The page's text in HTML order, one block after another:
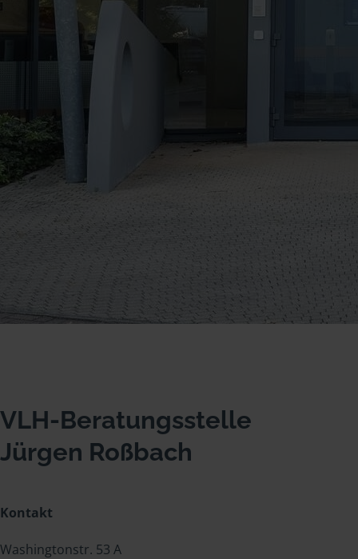
VLH-Beratungsstelle
Jürgen Roßbach
Kontakt
Washingtonstr. 53 A